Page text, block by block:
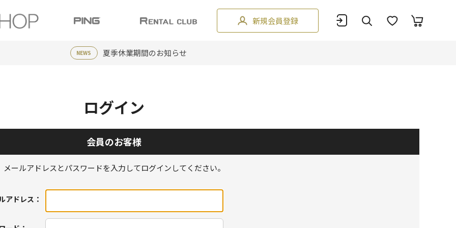
新規会員登録
NEWS 夏季休業期間のお知らせ
ログイン
会員のお客様
メールアドレスとパスワードを入力してログインしてください。
アドレス：